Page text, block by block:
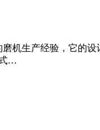
机生产经验，它的
…